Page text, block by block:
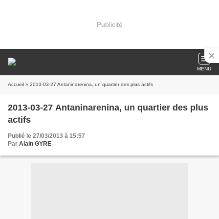
Publicité
MENU
Accueil » 2013-03-27 Antaninarenina, un quartier des plus actifs
2013-03-27 Antaninarenina, un quartier des plus
actifs
Publié le 27/03/2013 à 15:57
Par Alain GYRE